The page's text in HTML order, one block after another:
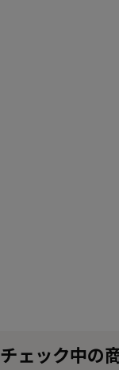
チェック中の